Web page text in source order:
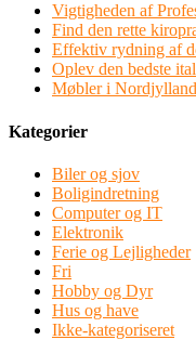
Vigtigheden af
Find den rette
Effektiv rydning af
Oplev den bedste
Møbler i
Kategorier
Biler og sjov
Boligindretning
Computer og IT
Elektronik
Ferie og Lejligheder
Fri
Hobby og Dyr
Hus og have
Ikke-kategoriseret